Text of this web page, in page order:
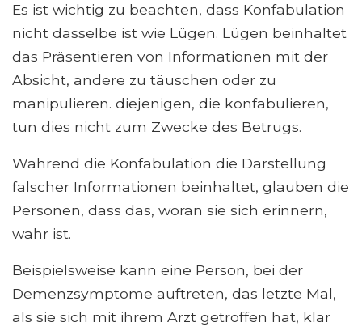
Es ist wichtig zu beachten, dass Konfabulation
nicht dasselbe ist wie Lügen. Lügen beinhaltet
das Präsentieren von Informationen mit der
Absicht, andere zu täuschen oder zu
manipulieren. diejenigen, die konfabulieren,
tun dies nicht zum Zwecke des Betrugs.
Während die Konfabulation die Darstellung
falscher Informationen beinhaltet, glauben die
Personen, dass das, woran sie sich erinnern,
wahr ist.
Beispielsweise kann eine Person, bei der
Demenzsymptome auftreten, das letzte Mal,
als sie sich mit ihrem Arzt getroffen hat, klar